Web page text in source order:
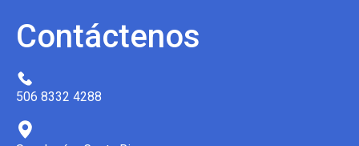
Contáctenos
506 8332 4288